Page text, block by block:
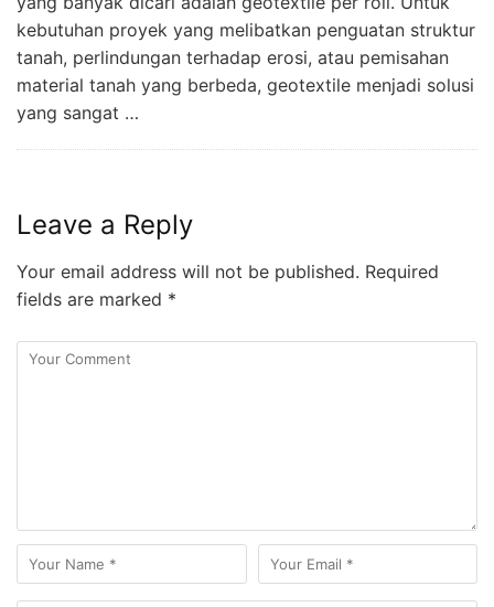
kebutuhan proyek yang melibatkan penguatan struktur
tanah, perlindungan terhadap erosi, atau pemisahan
material tanah yang berbeda, geotextile menjadi solusi
yang sangat …
Leave a Reply
Your email address will not be published. Required
fields are marked *